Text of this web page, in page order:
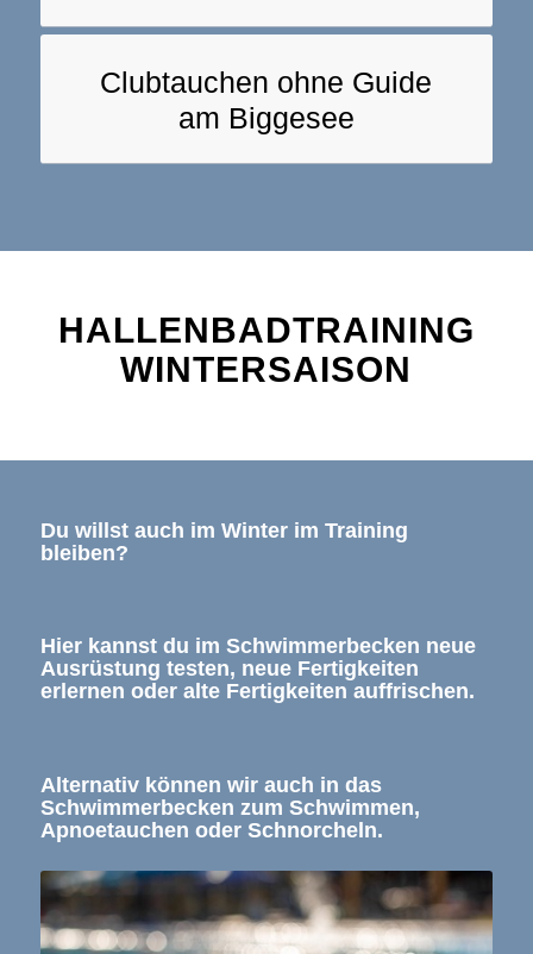
Clubtauchen ohne Guide
am Biggesee
HALLENBADTRAINING
WINTERSAISON
Du willst auch im Winter im Training
bleiben?
Hier kannst du im Schwimmerbecken neue
Ausrüstung testen, neue Fertigkeiten
erlernen oder alte Fertigkeiten auffrischen.
Alternativ können wir auch in das
Schwimmerbecken zum Schwimmen,
Apnoetauchen oder Schnorcheln.